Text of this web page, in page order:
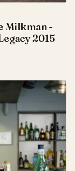
Milkman -
2015